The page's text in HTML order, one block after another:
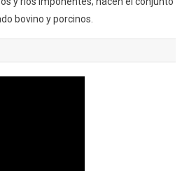
bovino y porcinos.